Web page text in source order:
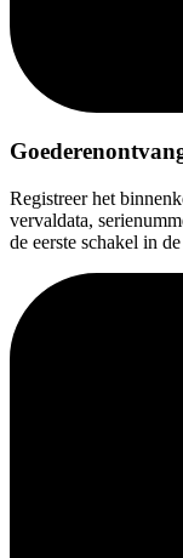
Registreer het
vervaldata,
de eerste schakel in